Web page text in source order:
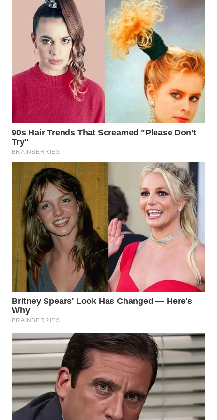
WN
CIANJUR
WN
KEPULAUAN
SERIBU
WN
TANGERANG
WN
BINJAI
WN
CIREBON
WN
INDRAMAYU
WN
KUNINGAN
WN
MAJALENGKA
WN
WN
SUKABUMI
WN
PURWAKARTA